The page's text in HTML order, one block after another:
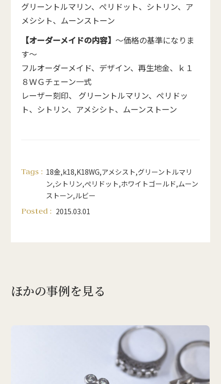
グリーントルマリン、ぺリドット、シトリン、ア
メシシト、ムーンストーン
【オーダーメイドの内容】 ～価格の基準になりま
す～
フルオーダーメイド、デザイン、再生地金、ｋ１
８ＷＧチェーン一式
レーザー刻印、 グリーントルマリン、ぺリドッ
ト、シトリン、アメシシト、ムーンストーン
Tags : 18金,k18,K18WG,アメシスト,グリーントルマリ
ン,シトリン,ぺリドット,ホワイトゴールド,ムーン
ストーン,ルビー
Posted : 2015.03.01
ほかの事例を見る